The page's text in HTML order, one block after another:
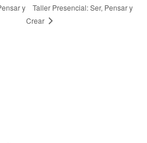
y
Taller Presencial: Ser, Pensar y
Crear